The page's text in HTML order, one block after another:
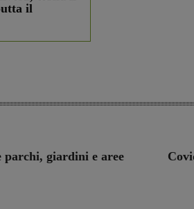
il
parchi, giardini e aree